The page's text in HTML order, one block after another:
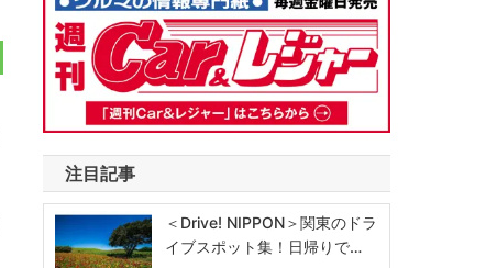
注目記事
＜Drive! NIPPON＞関東のドラ
イブスポット集！日帰りで…